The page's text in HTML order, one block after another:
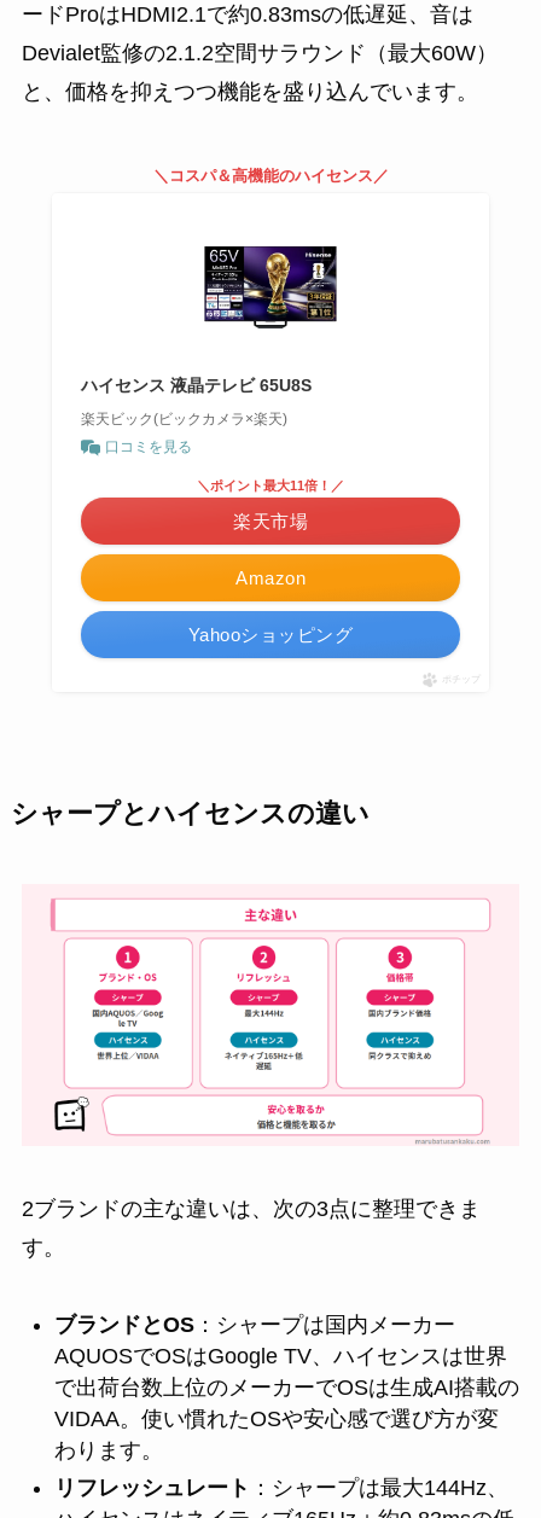
ードProはHDMI2.1で約0.83msの低遅延、音は
Devialet監修の2.1.2空間サラウンド（最大60W）
と、価格を抑えつつ機能を盛り込んでいます。
＼コスパ＆高機能のハイセンス／
ハイセンス 液晶テレビ 65U8S
楽天ビック(ビックカメラ×楽天)
口コミを見る
Amazon
＼ポイント最大11倍！／
楽天市場
Yahooショッピング
ポチップ
シャープとハイセンスの違い
2ブランドの主な違いは、次の3点に整理できま
す。
ブランドとOS：シャープは国内メーカー
AQUOSでOSはGoogle TV、ハイセンスは世界
で出荷台数上位のメーカーでOSは生成AI搭載の
VIDAA。使い慣れたOSや安心感で選び方が変
わります。
リフレッシュレート ：シャープは最大144Hz、